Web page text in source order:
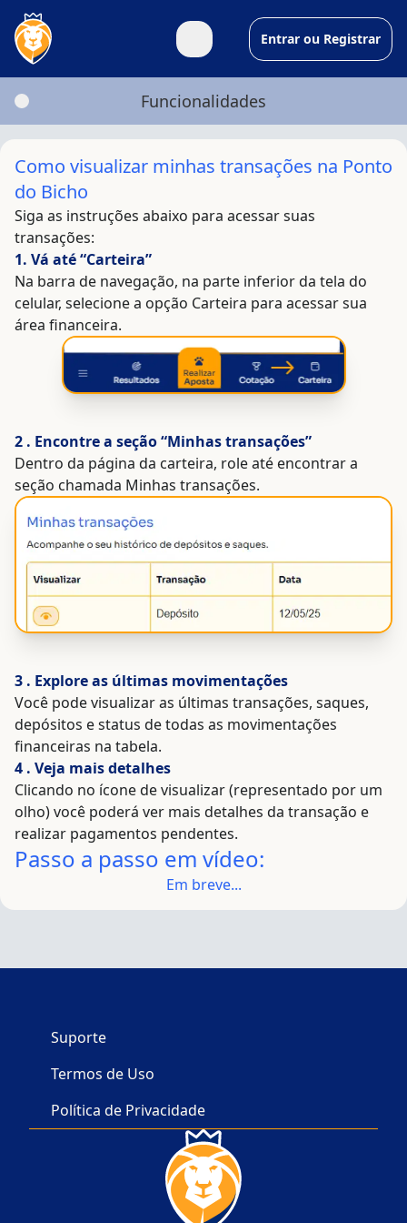
Entrar ou Registrar
Funcionalidades
Como visualizar minhas transações na Ponto
do Bicho
Passo a passo para acessar seu histórico financeiro
Siga as instruções abaixo para acessar suas
transações:
. Vá até “Carteira”
Na barra de navegação, na parte inferior da tela do
celular, selecione a opção Carteira para acessar sua
área financeira.
. Encontre a seção “Minhas transações”
Dentro da página da carteira, role até encontrar a
seção chamada Minhas transações.
. Explore as últimas movimentações
Você pode visualizar as últimas transações, saques,
depósitos e status de todas as movimentações
financeiras na tabela.
. Veja mais detalhes
Clicando no ícone de visualizar (representado por um
olho) você poderá ver mais detalhes da transação e
realizar pagamentos pendentes.
Passo a passo em vídeo:
Em breve...
Suporte
Termos de Uso
Política de Privacidade